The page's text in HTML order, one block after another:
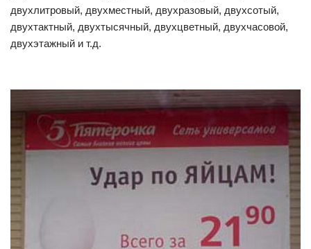
двухлитровый, двухместный, двухразовый, двухсотый,
двухтактный, двухтысячный, двухцветный, двухчасовой,
двухэтажный и т.д.